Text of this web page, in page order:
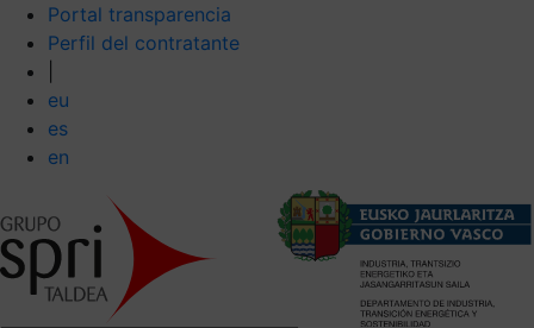
Portal transparencia
Perfil del contratante
eu
es
en